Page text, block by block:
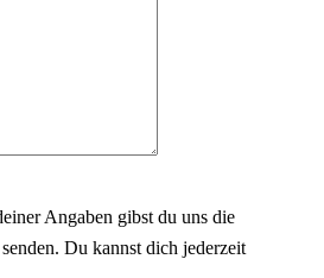
Angaben gibst du uns die
Du kannst dich jederzeit